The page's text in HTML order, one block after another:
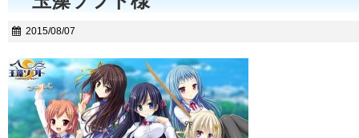
2015/08/07